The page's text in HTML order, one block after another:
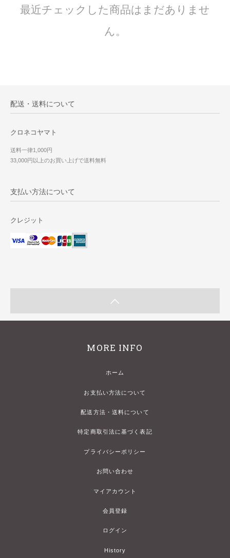
最近チェックした商品はまだありませ
ん。
配送・送料について
クロネコヤマト
送料一律1,000円
33,000円以上のお買い上げで送料無料
支払い方法について
クレジット
MORE INFO
ホーム
お支払い方法について
配送方法・送料について
特定商取引法に基づく表記
プライバシーポリシー
お問い合わせ
マイアカウント
会員登録
ログイン
History